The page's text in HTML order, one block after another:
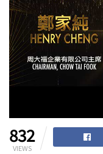
832
VIEWS